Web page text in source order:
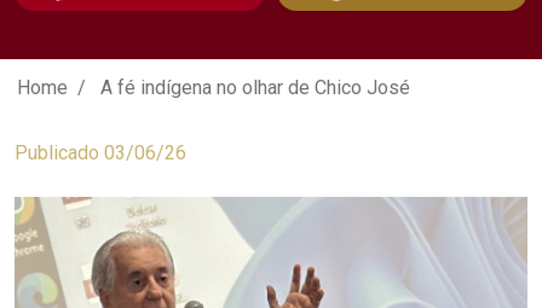
A fé indígena no olhar de Chico José -
Home A fé indígena no olhar de Chico José
Publicado 03/06/26